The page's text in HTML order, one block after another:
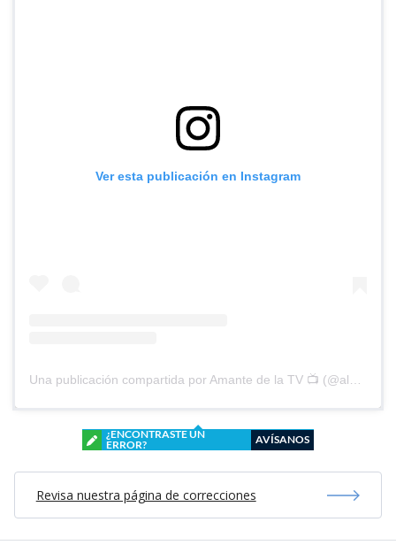
Ver esta publicación en Instagram
Una publicación compartida por Amante de la TV 📺 (@alguien_te_observa)
¿ENCONTRASTE UN
ERROR?
AVÍSANOS
Revisa nuestra página de correcciones